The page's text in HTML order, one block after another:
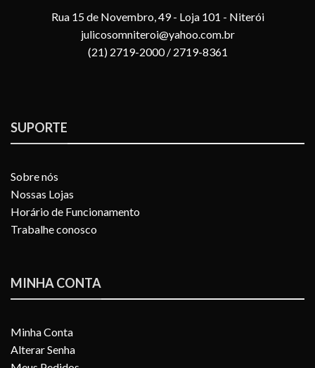
Rua 15 de Novembro, 49 - Loja 101 - Niterói
julicosomniteroi@yahoo.com.br
(21) 2719-2000 / 2719-8361
SUPORTE
Sobre nós
Nossas Lojas
Horário de Funcionamento
Trabalhe conosco
MINHA CONTA
Minha Conta
Alterar Senha